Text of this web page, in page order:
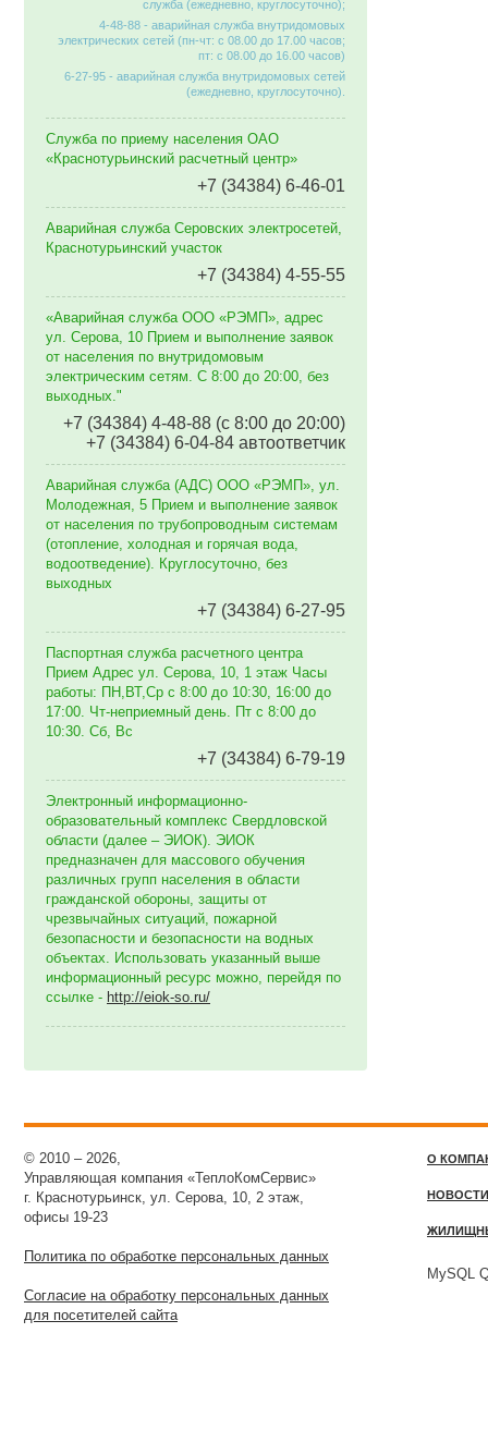
служба (ежедневно, круглосуточно);
4-48-88 - аварийная служба внутридомовых
электрических сетей (пн-чт: с 08.00 до 17.00 часов;
пт: с 08.00 до 16.00 часов)
6-27-95 - аварийная служба внутридомовых сетей
(ежедневно, круглосуточно).
Служба по приему населения ОАО
«Краснотурьинский расчетный центр»
+7 (34384) 6-46-01
Аварийная служба Серовских электросетей,
Краснотурьинский участок
+7 (34384) 4-55-55
«Аварийная служба ООО «РЭМП», адрес
ул. Серова, 10 Прием и выполнение заявок
от населения по внутридомовым
электрическим сетям. C 8:00 до 20:00, без
выходных."
+7 (34384) 4-48-88 (с 8:00 до 20:00)
+7 (34384) 6-04-84 автоответчик
Аварийная служба (АДС) ООО «РЭМП», ул.
Молодежная, 5 Прием и выполнение заявок
от населения по трубопроводным системам
(отопление, холодная и горячая вода,
водоотведение). Круглосуточно, без
выходных
+7 (34384) 6-27-95
Паспортная служба расчетного центра
Прием Адрес ул. Серова, 10, 1 этаж Часы
работы: ПН,ВТ,Ср с 8:00 до 10:30, 16:00 до
17:00. Чт-неприемный день. Пт с 8:00 до
10:30. Сб, Вс
+7 (34384) 6-79-19
Электронный информационно-
образовательный комплекс Свердловской
области (далее – ЭИОК). ЭИОК
предназначен для массового обучения
различных групп населения в области
гражданской обороны, защиты от
чрезвычайных ситуаций, пожарной
безопасности и безопасности на водных
объектах. Использовать указанный выше
информационный ресурс можно, перейдя по
ссылке - http://eiok-so.ru/
© 2010 – 2026,
Управляющая компания «ТеплоКомСервис»
г. Краснотурьинск, ул. Серова, 10, 2 этаж,
офисы 19-23
Политика по обработке персональных данных
Согласие на обработку персональных данных
для посетителей сайта
О
НОВОСТИ
MySQL